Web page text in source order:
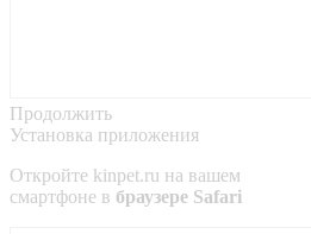
Продолжить
Установка приложения
Откройте kinpet.ru на вашем
смартфоне в браузере Safari